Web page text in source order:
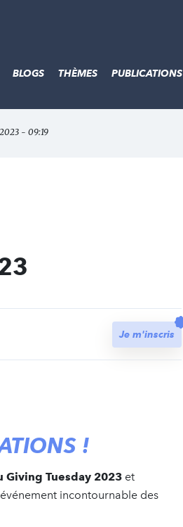
BLOGS THÈMES PUBLICATIONS
- 09:19
Je m'inscris
!
Tuesday 2023 et
incontournable des